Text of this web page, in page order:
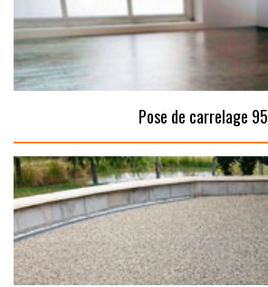
Pose de carrelage 95